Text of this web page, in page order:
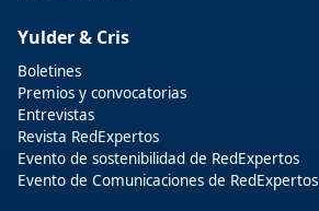
Yulder & Cris
Boletines
Premios y convocatorias
Entrevistas
Revista RedExpertos
Evento de sostenibilidad de RedExpertos
Evento de Comunicaciones de RedExpertos